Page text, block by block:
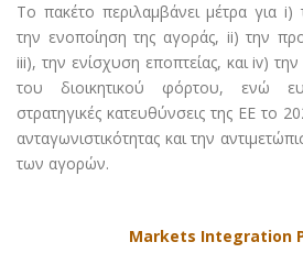
Το πακέτο περιλαμβάνει μέτρα για
την ενοποίηση της αγοράς, ii) την
iii), την ενίσχυση εποπτείας, και iv)
του διοικητικού φόρτου, ενώ
στρατηγικές κατευθύνσεις της ΕΕ το
ανταγωνιστικότητας και την
των αγορών.
Markets Integration